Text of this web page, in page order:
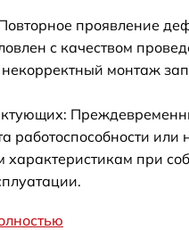
проявление
с качеством
монтаж
работоспособности или
характеристикам при